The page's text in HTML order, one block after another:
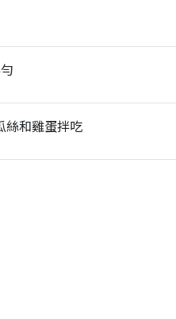
絲和雞蛋拌吃